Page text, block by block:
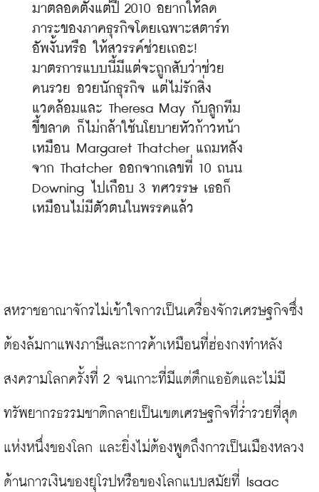
มาตลอดตั้งแต่ปี 2010 อยากให้ลด
ภาระของภาคธุรกิจโดยเฉพาะสตาร์ท
อัพงั้นหรือ ให้สวรรค์ช่วยเถอะ!
มาตรการแบบนี้มีแต่จะถูกสับว่าช่วย
คนรวย อวยนักธุรกิจ แต่ไม่รักสิ่ง
แวดล้อมและ Theresa May กับลูกทีม
ขี้ขลาด ก็ไม่กล้าใช้นโยบายหัวก้าวหน้า
เหมือน Margaret Thatcher แถมหลัง
จาก Thatcher ออกจากเลขที่ 10 ถนน
Downing ไปเกือบ 3 ทศวรรษ เธอก็
เหมือนไม่มีตัวตนในพรรคแล้ว
สหราชอาณาจักรไม่เข้าใจการเป็นเครื่องจักรเศรษฐกิจซึ่ง
ต้องล้มกาแพงภาษีและการค้าเหมือนที่ฮ่องกงทำหลัง
สงครามโลกครั้งที่ 2 จนเกาะที่มีแต่ตึกแออัดและไม่มี
ทรัพยากรธรรมชาติกลายเป็นเขตเศรษฐกิจที่ร่ำรวยที่สุด
แห่งหนึ่งของโลก และยิ่งไม่ต้องพูดถึงการเป็นเมืองหลวง
ด้านการเงินของยุโรปหรือของโลกแบบสมัยที่ Isaac